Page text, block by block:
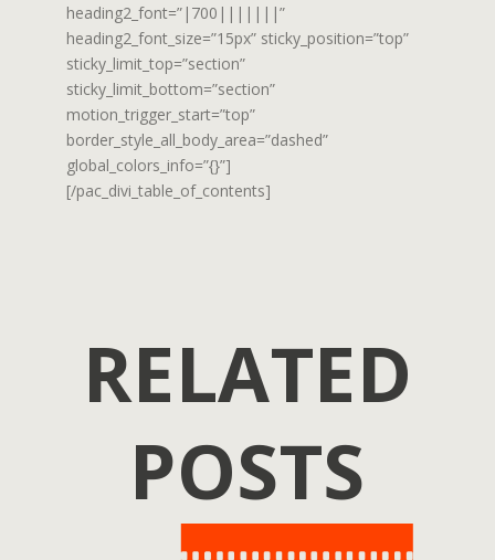
heading2_font=”|700|||||||”
heading2_font_size=”15px” sticky_position=”top”
sticky_limit_top=”section”
sticky_limit_bottom=”section”
motion_trigger_start=”top”
border_style_all_body_area=”dashed”
global_colors_info=”{}”]
[/pac_divi_table_of_contents]
RELATED
POSTS